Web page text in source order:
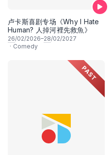
卢卡斯喜剧专场《Why I Hate
Human? 人掉河裡先救魚》
26/02/2026–28/02/2027
· Comedy
PAST